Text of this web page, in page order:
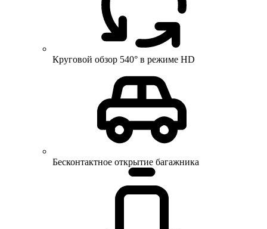
Круговой обзор 540° в режиме HD
Бесконтактное открытие багажника